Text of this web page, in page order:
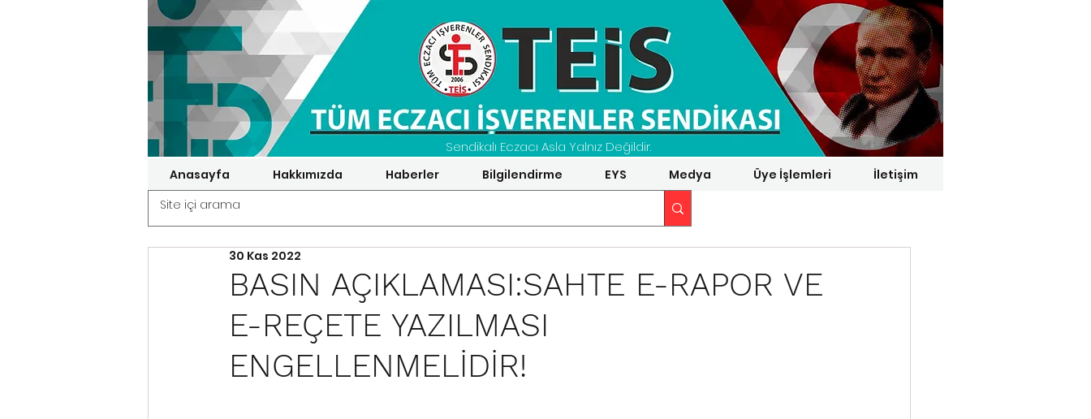
Sendikalı Eczacı Asla Yalnız Değildir.
Anasayfa Hakkımızda Haberler Bilgilendirme EYS Medya Üye İşlemleri İletişim
BASIN AÇIKLAMASI:SAHTE E-RAPOR VE
E-REÇETE YAZILMASI
ENGELLENMELİDİR!
30 Kas 2022